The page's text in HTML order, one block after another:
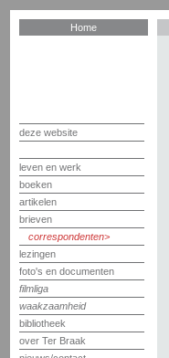
Home
deze website
leven en werk
boeken
artikelen
brieven
correspondenten
lezingen
foto's en documenten
filmliga
waakzaamheid
bibliotheek
over Ter Braak